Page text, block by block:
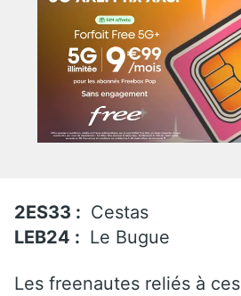
2ES33 : Cestas
LEB24 : Le Bugue
Les freenautes reliés à ces